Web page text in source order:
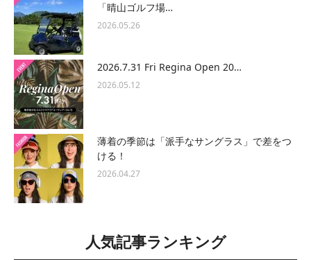
「晴山ゴルフ場…
2026.05.26
2026.7.31 Fri Regina Open 20…
2026.05.12
薄着の季節は「派手なサングラス」で差をつ
ける！
2026.04.27
人気記事ランキング